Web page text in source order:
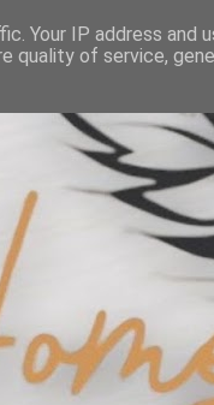
Your IP address and
quality of service,